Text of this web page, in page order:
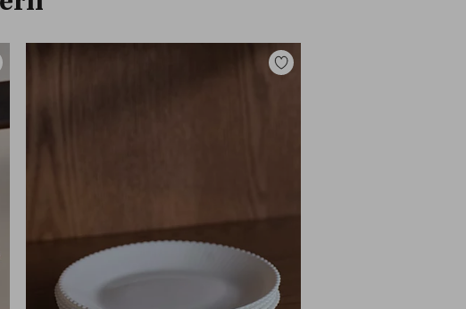
Dodaj